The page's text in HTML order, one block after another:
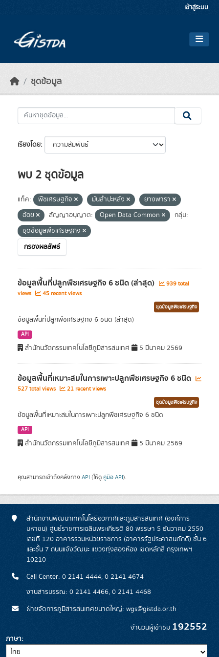
เข้าสู่ระบบ
ชุดข้อมูล
เรียงโดย
พบ 2 ชุดข้อมูล
แท็ค: พืชเศรษฐกิจ มันสำปะหลัง
ยางพารา
อ้อย
สัญญาอนุญาต: Open Data Common
กลุ่ม:
ชุดข้อมูลพืชเศรษฐกิจ
กรองผลลัพธ์
ข้อมูลพื้นที่ปลูกพืชเศรษฐกิจ 6 ชนิด (ล่าสุด)
939 total
views
45 recent views
ชุดข้อมูลพืชเศรษฐกิจ
ข้อมูลพื้นที่ปลูกพืชเศรษฐกิจ 6 ชนิด (ล่าสุด)
API
สำนักนวัตกรรมเทคโนโลยีภูมิสารสนเทศ 5 มีนาคม 2569
ข้อมูลพื้นที่เหมาะสมในการเพาะปลูกพืชเศรษฐกิจ 6 ชนิด
527 total views 21 recent views
ชุดข้อมูลพืชเศรษฐกิจ
ข้อมูลพื้นที่เหมาะสมในการเพาะปลูกพืชเศรษฐกิจ 6 ชนิด
API
สำนักนวัตกรรมเทคโนโลยีภูมิสารสนเทศ 5 มีนาคม 2569
คุณสามารถเข้าถึงคลังทาง API (ให้ดู คู่มือ API).
สำนักงานพัฒนาเทคโนโลยีอวกาศและภูมิสารสนเทศ (องค์การ
มหาชน) ศูนย์ราชการเฉลิมพระเกียรติ 80 พรรษา 5 ธันวาคม 2550
เลขที่ 120 อาคารรวมหน่วยราชการ (อาคารรัฐประศาสนภักดี) ชั้น 6
และชั้น 7 ถนนแจ้งวัฒนะ แขวงทุ่งสองห้อง เขตหลักสี่ กรุงเทพฯ
10210
Call Center: 0 2141 4444, 0 2141 4674
งานสารบรรณ: 0 2141 4466, 0 2141 4468
ฝ่ายจัดการภูมิสารสนเทศขนาดใหญ่: wgs@gistda.or.th
จำนวนผู้เข้าชม 192552
ภาษา